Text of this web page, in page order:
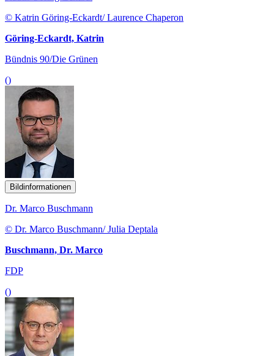
© Katrin Göring-Eckardt/ Laurence Chaperon
Göring-Eckardt, Katrin
Bündnis 90/Die Grünen
()
Bildinformationen
Dr. Marco Buschmann
© Dr. Marco Buschmann/ Julia Deptala
Buschmann, Dr. Marco
FDP
()